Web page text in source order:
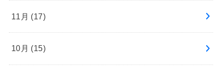
11月 (17)
10月 (15)